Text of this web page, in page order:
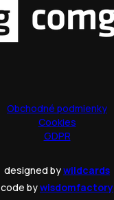
Obchodné podmienky
Cookies
GDPR
designed bywildcards
code bywisdomfactory